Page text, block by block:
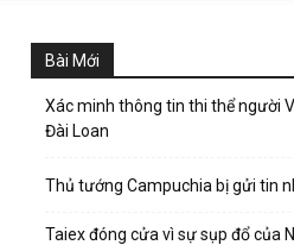
Bài Mới
Xác minh thông tin thi thể người
Đài Loan
Thủ tướng Campuchia bị gửi tin
Taiex đóng cửa vì sự sụp đổ của